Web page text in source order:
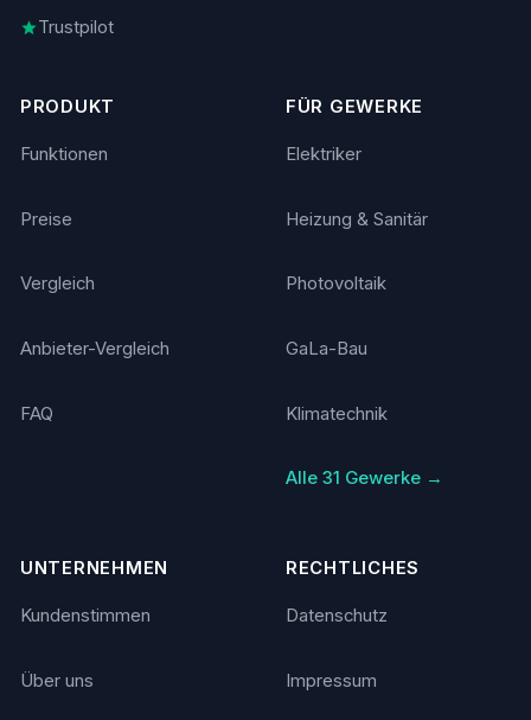
Trustpilot
PRODUKT
Funktionen
Preise
Vergleich
Anbieter-Vergleich
FAQ
FÜR GEWERKE
Elektriker
Heizung & Sanitär
Photovoltaik
GaLa-Bau
Klimatechnik
Alle 31 Gewerke →
UNTERNEHMEN
Kundenstimmen
Über uns
RECHTLICHES
Datenschutz
Impressum